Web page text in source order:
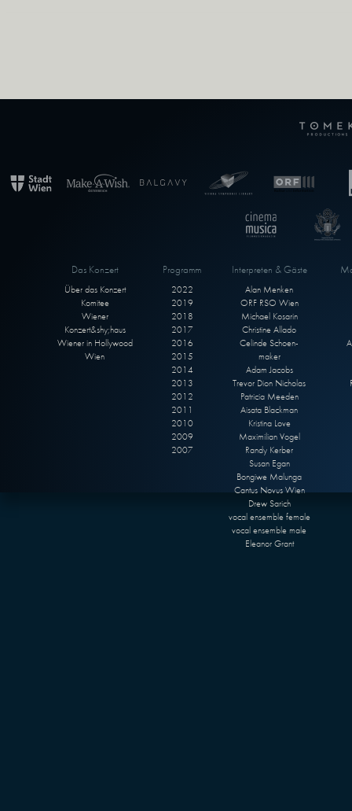
Das Konzert
Über das Konzert
Komitee
Wiener
Konzert&shy;haus
Wiener in Hollywood
Wien
Programm
2022
2019
2018
2017
2016
2015
2014
2013
2012
2011
2010
2009
2007
Interpreten & Gäste
Alan Menken
ORF RSO Wien
Michael Kosarin
Christine Allado
Celinde Schoen-
maker
Adam Jacobs
Trevor Dion Nicholas
Patricia Meeden
Aisata Blackman
Kristina Love
Maximilian Vogel
Randy Kerber
Susan Egan
Bongiwe Malunga
Cantus Novus Wien
Drew Sarich
vocal ensemble female
vocal ensemble male
Eleanor Grant